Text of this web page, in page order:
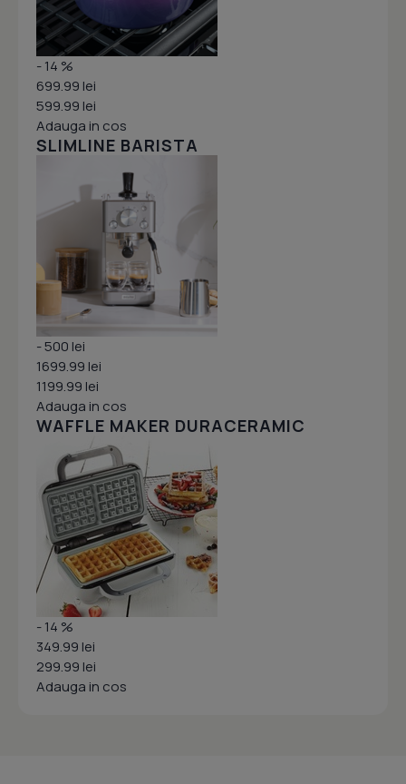
- 14 %
699.99 lei
599.99 lei
Adauga in cos
SLIMLINE BARISTA
- 500 lei
1699.99 lei
1199.99 lei
Adauga in cos
WAFFLE MAKER DURACERAMIC
- 14 %
349.99 lei
299.99 lei
Adauga in cos